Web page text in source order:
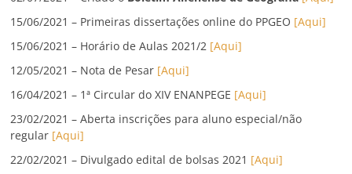
15/06/2021 – Primeiras dissertações online do PPGEO [Aqui]
15/06/2021 – Horário de Aulas 2021/2 [Aqui]
12/05/2021 – Nota de Pesar [Aqui]
16/04/2021 – 1ª Circular do XIV ENANPEGE [Aqui]
23/02/2021 – Aberta inscrições para aluno especial/não
regular [Aqui]
22/02/2021 – Divulgado edital de bolsas 2021 [Aqui]